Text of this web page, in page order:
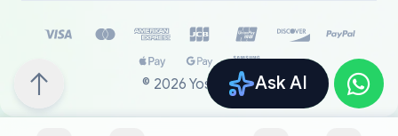
Ask AI
© 2026 YoshiParts